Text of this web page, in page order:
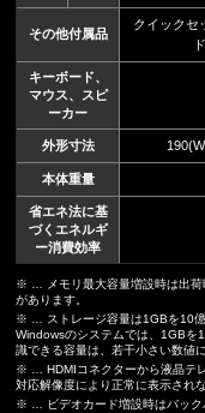
その他付属品
クイックセ
キーボード、
マウス、スピ
ーカー
外形寸法
本体重量
省エネ法に基
づくエネルギ
ー消費効率
※ … メモリ最大容量増設時は出荷
があります。
※ … ストレージ容量は1GBを10億
Windowsのシステムでは、1GB
識できる容量は、若干小さい数値
※ … HDMIコネクターから液晶テ
対応解像度により正常に表示され
※ … ビデオカード増設時はバック